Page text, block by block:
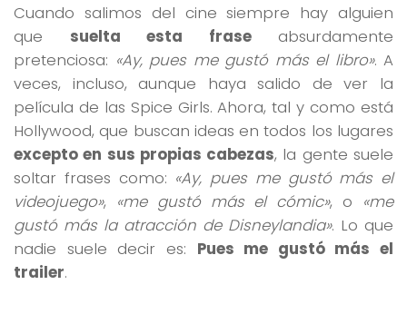
Cuando salimos del cine siempre hay alguien
que suelta esta fraseabsurdamente
pretenciosa: «Ay, pues me gustó más el libro». A
veces, incluso, aunque haya salido de ver la
película de las Spice Girls. Ahora, tal y como está
Hollywood, que buscan ideas en todos los lugares
excepto en sus propias cabezas, la gente suele
soltar frases como: «Ay, pues me gustó más el
videojuego», «me gustó más el cómic», o «me
gustó más la atracción de Disneylandia». Lo que
nadie suele decir es: Pues me gustó más el
trailer.